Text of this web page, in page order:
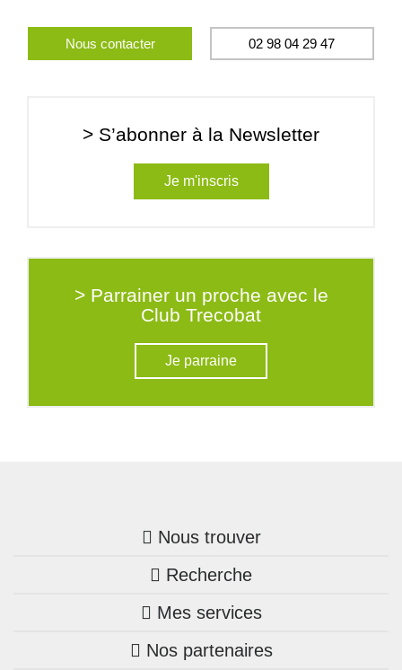
Nous contacter 02 98 04 29 47
> S’abonner à la Newsletter
Je m'inscris
> Parrainer un proche avec le
Club Trecobat
Je parraine
Nous trouver
Trouver une agence
Bretagne
Pays de la Loire
Recherche
Nos annonces
Maison + terrain
Mes services
Mon compte Trecobois
Nos partenaires